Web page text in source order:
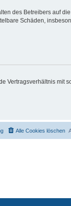
des Betreibers auf
Schäden,
Vertragsverhältnis mit
Alle Cookies löschen